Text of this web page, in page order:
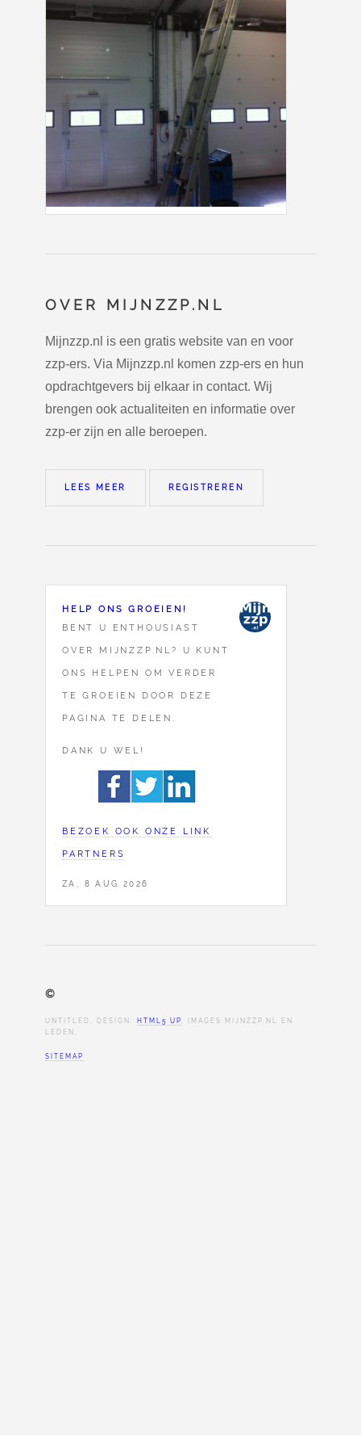
OVER MIJNZZP.NL
Mijnzzp.nl is een gratis website van en voor
zzp-ers. Via Mijnzzp.nl komen zzp-ers en hun
opdrachtgevers bij elkaar in contact. Wij
brengen ook actualiteiten en informatie over
zzp-er zijn en alle beroepen.
LEES MEER REGISTREREN
HELP ONS GROEIEN!
BENT U ENTHOUSIAST
OVER MIJNZZP.NL? U KUNT
ONS HELPEN OM VERDER
TE GROEIEN DOOR DEZE
PAGINA TE DELEN.
DANK U WEL!
BEZOEK OOK ONZE LINK
PARTNERS
ZA, 8 AUG 2026
©
UNTITLED. DESIGN: HTML5 UP . IMAGES MIJNZZP.NL EN
LEDEN.
SITEMAP